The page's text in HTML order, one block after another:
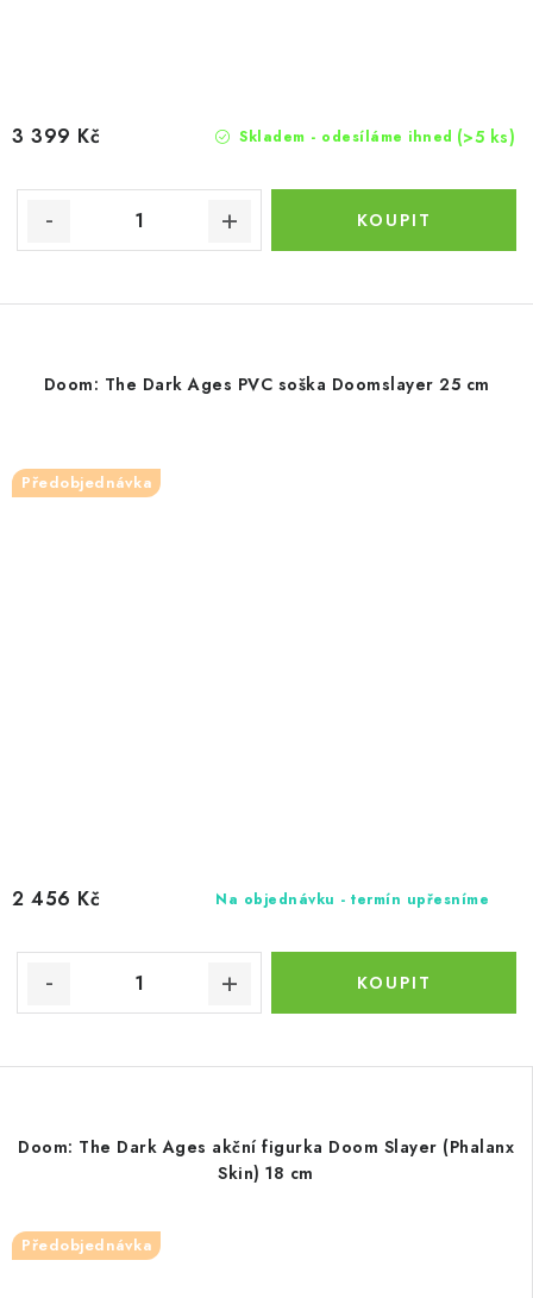
Skladem - odesíláme ihned (>5 ks)
3 399 Kč
Doom: The Dark Ages PVC soška Doomslayer 25 cm
Předobjednávka
Na objednávku - termín upřesníme
2 456 Kč
Doom: The Dark Ages akční figurka Doom Slayer (Phalanx
Skin) 18 cm
Předobjednávka